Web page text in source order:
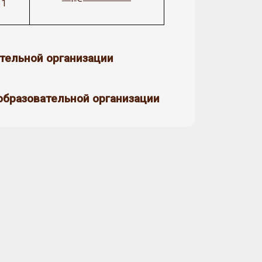
организации
организации